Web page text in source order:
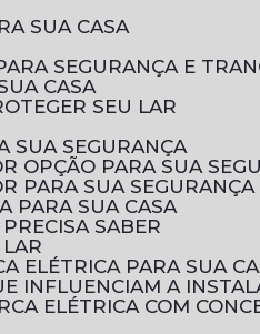
SUA CASA
SEGURANÇA E
CASA
SEU LAR
SUA SEGURANÇA
OPÇÃO PARA SUA
PARA SUA SEGURANÇA
PARA SUA CASA
SABER
ELÉTRICA PARA SUA
INFLUENCIAM A
ELÉTRICA COM